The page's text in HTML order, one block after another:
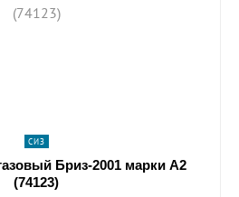
СИЗ
Бриз-2001 марки А2
(74123)